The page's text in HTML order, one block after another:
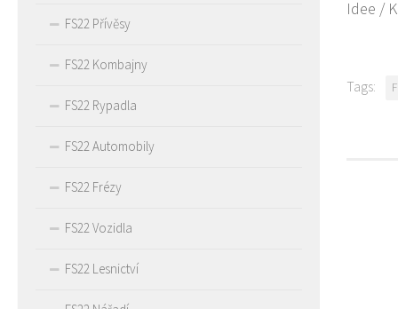
Idee /
Tags:
FS22 Přívěsy
FS22 Kombajny
FS22 Rypadla
FS22 Automobily
FS22 Frézy
FS22 Vozidla
FS22 Lesnictví